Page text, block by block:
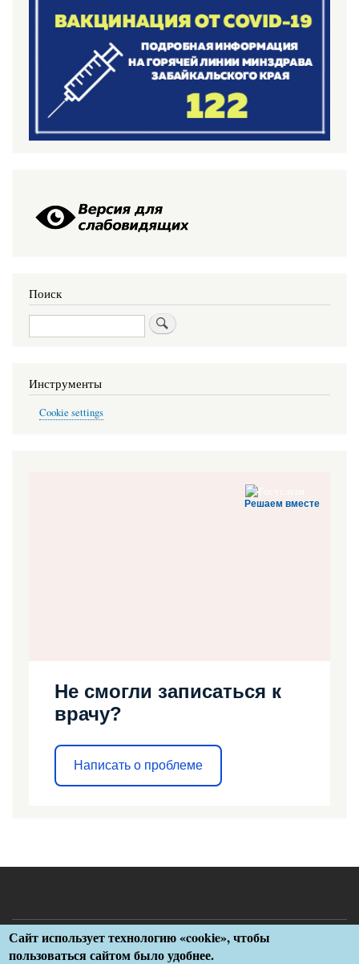
Поиск
Поиск
Инструменты
Cookie settings
Решаем вместе
Не смогли записаться к
врачу?
Написать о проблеме
Меню
Разработка ГУЗ «Медицинский информационно-аналитический
Сайт использует технологию «cookie», чтобы
пользоваться сайтом было удобнее.